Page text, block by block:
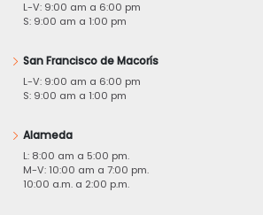
L-V: 9:00 am a 6:00 pm
S: 9:00 am a 1:00 pm
San Francisco de Macorís
L-V: 9:00 am a 6:00 pm
S: 9:00 am a 1:00 pm
Alameda
L: 8:00 am a 5:00 pm.
M-V: 10:00 am a 7:00 pm.
10:00 a.m. a 2:00 p.m.